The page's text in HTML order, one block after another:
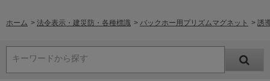
ホーム > 法令表示・建災防・各種標識 > バックホー用プリズムマグネット > 誘
キーワードから探す